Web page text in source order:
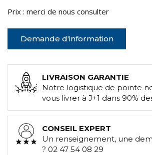
Prix : merci de nous consulter
Demande d'information
LIVRAISON GARANTIE
Notre logistique de pointe
vous livrer à J+1 dans 90%
CONSEIL EXPERT
Un renseignement, une
? 02 47 54 08 29